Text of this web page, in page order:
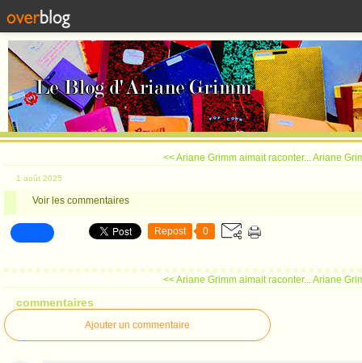
<< Ariane Grimm aimait raconter...Ariane
1 août 2025
Voir les commentaires
Repost 0
<< Ariane Grimm aimait raconter...Ariane
commentaires
Ajouter un commentaire